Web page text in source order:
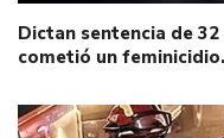
Dictan sentencia de
cometió un